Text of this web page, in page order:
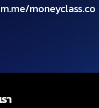
m.me/moneyclass.co
า